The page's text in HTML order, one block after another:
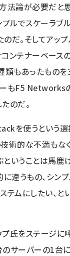
法論が必要だと
プルでスケーラブ
だ。そしてアッ
ンテナーベース
もあったもの
ーもF5
のだ。
を使うという選
術的な不満もな
いうことは馬
違うもの、シン
テムにしたい、
氏をステージに
サーバーの1台